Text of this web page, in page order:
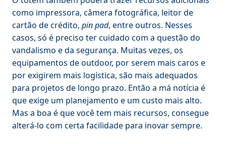
como impressora, câmera fotográfica, leitor de
cartão de crédito, pin pad, entre outros. Nesses
casos, só é preciso ter cuidado com a questão do
vandalismo e da segurança. Muitas vezes, os
equipamentos de outdoor, por serem mais caros e
por exigirem mais logística, são mais adequados
para projetos de longo prazo. Então a má notícia é
que exige um planejamento e um custo mais alto.
Mas a boa é que você tem mais recursos, consegue
alterá-lo com certa facilidade para inovar sempre.